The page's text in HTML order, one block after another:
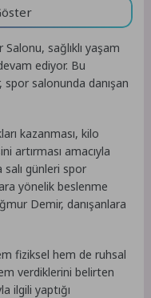
sağlıklı yaşam
ediyor. Bu
salonunda danışan
kazanması, kilo
artırması amacıyla
günleri spor
yönelik beslenme
Demir, danışanlara
fiziksel hem de ruhsal
verdiklerini belirten
ilgili yaptığı